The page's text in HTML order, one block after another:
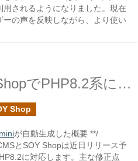
されるようになりました。現在
の声を反映しながら、より使い
SOY CMSとSOY ShopでPHP8.2系に対応しています
Shop
が自動生成した概要 **/
とSOY Shopは近日リリース予
に対応します。主な修正点